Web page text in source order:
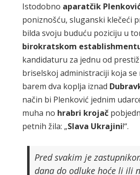
Istodobno aparatčik
poniznošću, sluganski klečeći
bilda svoju buduću poziciju u
birokratskom
kandidaturu za jednu od
briselskoj administraciji koja
barem dva koplja iznad
način bi Plenković jednim
muha no hrabri krojač
petnih žila: „Slava Ukrajini!“.
Pred svakim je
dana do odluke hoće li ili